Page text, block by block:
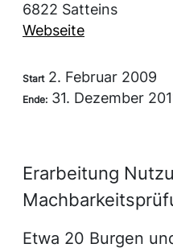
6822 Satteins
Webseite
Start2. Februar 2009
Ende: 31. Dezember
Erarbeitung
Etwa 20 Burgen